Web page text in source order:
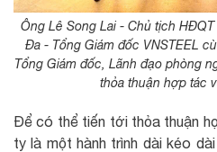
Ông Lê Song Lai - Chủ tịch
Đa - Tổng Giám đốc VNSTEEL
Tổng Giám đốc, Lãnh đạo phòng
thỏa thuận hợp tác
Để có thể tiến tới thỏa thuận
ty là một hành trình dài kéo